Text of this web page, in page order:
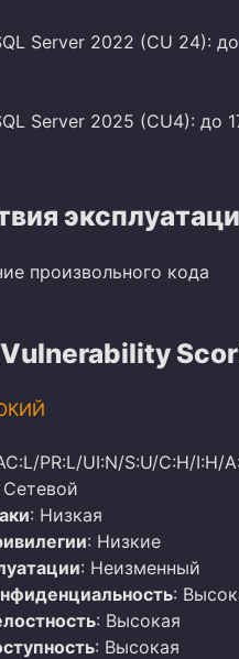
Server 2022 (CU 24):
Server 2025 (CU4): до
произвольного кода
PR:L/UI:N/S:U/C:H/I:H/
Сетевой
: Низкая
: Низкие
: Неизменный
:
: Высокая
: Высокая